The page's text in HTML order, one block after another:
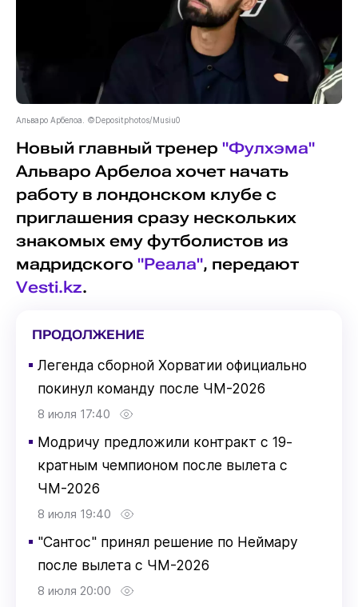
Альваро Арбелоа. ©Depositphotos/Musiu0
Новый главный тренер "Фулхэма"
Альваро Арбелоа хочет начать
работу в лондонском клубе с
приглашения сразу нескольких
знакомых ему футболистов из
мадридского "Реала", передают
Vesti.kz.
ПРОДОЛЖЕНИЕ
▪ Легенда сборной Хорватии официально
покинул команду после ЧМ-2026
8 июля 17:40
▪ Модричу предложили контракт с 19-
кратным чемпионом после вылета с
ЧМ-2026
8 июля 19:40
▪ "Сантос" принял решение по Неймару
после вылета с ЧМ-2026
8 июля 20:00